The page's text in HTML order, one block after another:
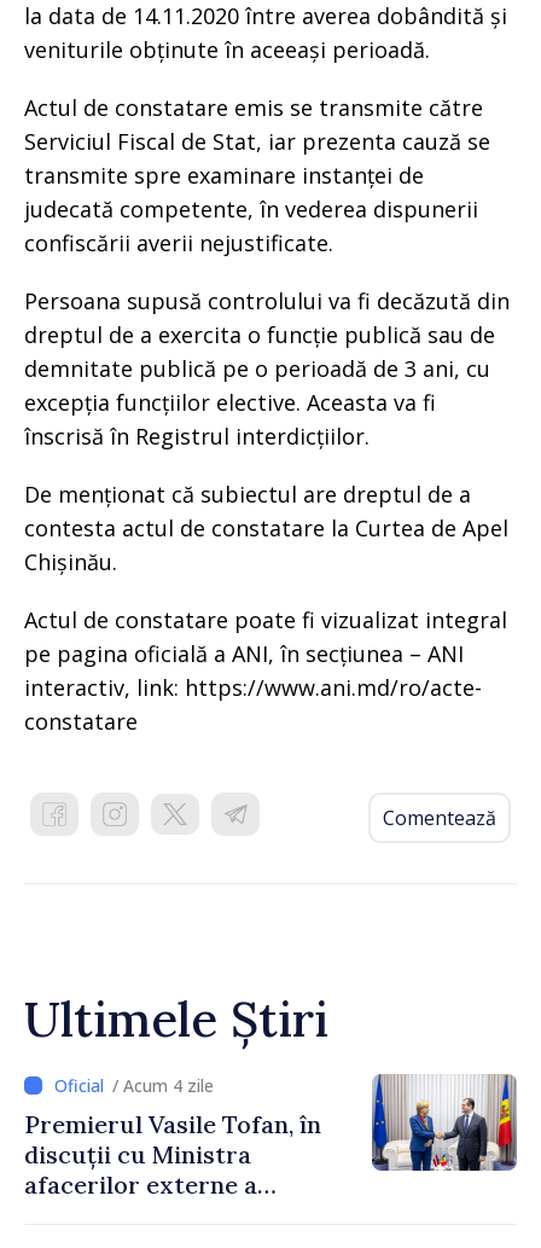
la data de 14.11.2020 între averea dobândită și
veniturile obținute în aceeași perioadă.
Actul de constatare emis se transmite către
Serviciul Fiscal de Stat, iar prezenta cauză se
transmite spre examinare instanței de
judecată competente, în vederea dispunerii
confiscării averii nejustificate.
Persoana supusă controlului va fi decăzută din
dreptul de a exercita o funcție publică sau de
demnitate publică pe o perioadă de 3 ani, cu
excepția funcțiilor elective. Aceasta va fi
înscrisă în Registrul interdicțiilor.
De menționat că subiectul are dreptul de a
contesta actul de constatare la Curtea de Apel
Chișinău.
Actul de constatare poate fi vizualizat integral
pe pagina oficială a ANI, în secțiunea – ANI
interactiv, link: https://www.ani.md/ro/acte-
constatare
Comentează
Ultimele Știri
/ Acum 4 zile
Premierul Vasile Tofan, în
discuții cu Ministra
afacerilor externe a